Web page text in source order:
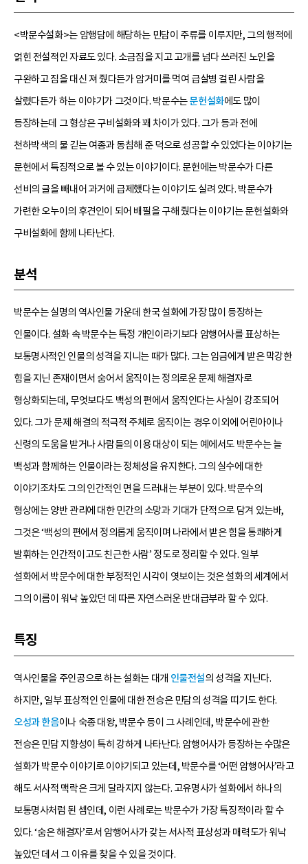
<박문수설화>는 암행담에 해당하는 민담이 주류를 이루지만, 그의 행적에
얽힌 전설적인 자료도 있다. 소금짐을 지고 고개를 넘다 쓰러진 노인을
구완하고 짐을 대신 져 줬다든가 암거미를 먹여 급살병 걸린 사람을
살렸다든가 하는 이야기가 그것이다. 박문수는문헌설화에도 많이
등장하는데 그 형상은 구비설화와 꽤 차이가 있다. 그가 등과 전에
천하박색의 물 긷는 여종과 동침해 준 덕으로 성공할 수 있었다는 이야기는
문헌에서 특징적으로 볼 수 있는 이야기이다. 문헌에는 박문수가 다른
선비의 글을 빼내어 과거에 급제했다는 이야기도 실려 있다. 박문수가
가련한 오누이의 후견인이 되어 배필을 구해 줬다는 이야기는 문헌설화와
구비설화에 함께 나타난다.
분석
박문수는 실명의 역사인물 가운데 한국 설화에 가장 많이 등장하는
인물이다. 설화 속 박문수는 특정 개인이라기보다 암행어사를 표상하는
보통명사적인 인물의 성격을 지니는 때가 많다. 그는 임금에게 받은 막강한
힘을 지닌 존재이면서 숨어서 움직이는 정의로운 문제 해결자로
형상화되는데, 무엇보다도 백성의 편에서 움직인다는 사실이 강조되어
있다. 그가 문제 해결의 적극적 주체로 움직이는 경우 이외에 어린아이나
신령의 도움을 받거나 사람들의 이용 대상이 되는 예에서도 박문수는 늘
백성과 함께하는 인물이라는 정체성을 유지한다. 그의 실수에 대한
이야기조차도 그의 인간적인 면을 드러내는 부분이 있다. 박문수의
형상에는 양반 관리에 대한 민간의 소망과 기대가 단적으로 담겨 있는바,
그것은 ‘백성의 편에서 정의롭게 움직이며 나라에서 받은 힘을 통쾌하게
발휘하는 인간적이고도 친근한 사람’ 정도로 정리할 수 있다. 일부
설화에서 박문수에 대한 부정적인 시각이 엿보이는 것은 설화의 세계에서
그의 이름이 워낙 높았던 데 따른 자연스러운 반대급부라 할 수 있다.
특징
역사인물을 주인공으로 하는 설화는 대개 인물전설의 성격을 지닌다.
하지만, 일부 표상적인 인물에 대한 전승은 민담의 성격을 띠기도 한다.
오성과 한음이나 숙종 대왕, 박문수 등이 그 사례인데, 박문수에 관한
전승은 민담 지향성이 특히 강하게 나타난다. 암행어사가 등장하는 수많은
설화가 박문수 이야기로 이야기되고 있는데, 박문수를 ‘어떤 암행어사’라고
해도 서사적 맥락은 크게 달라지지 않는다. 고유명사가 설화에서 하나의
보통명사처럼 된 셈인데, 이런 사례로는 박문수가 가장 특징적이라 할 수
있다. ‘숨은 해결자’로서 암행어사가 갖는 서사적 표상성과 매력도가 워낙
높았던 데서 그 이유를 찾을 수 있을 것이다.